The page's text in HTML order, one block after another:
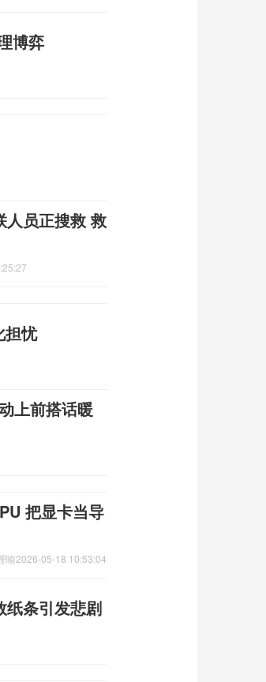
博弈
人员正搜救 救
担忧
上前搭话暖
把显卡当导
喻2026-05-18 10:53:04
纸条引发悲剧